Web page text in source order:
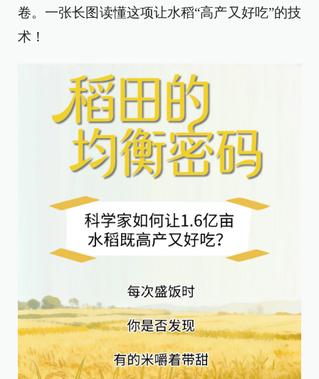
卷。一张长图读懂这项让水稻“高产又好吃”的技
术！